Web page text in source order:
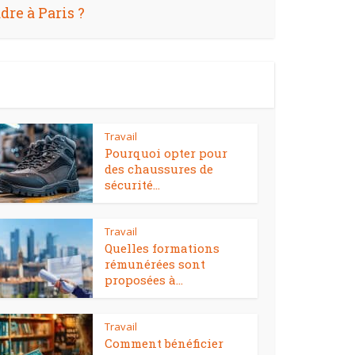
à Paris ?
Travail
Pourquoi opter pour
des chaussures de
sécurité...
Travail
Quelles formations
rémunérées sont
proposées à...
Travail
Comment bénéficier